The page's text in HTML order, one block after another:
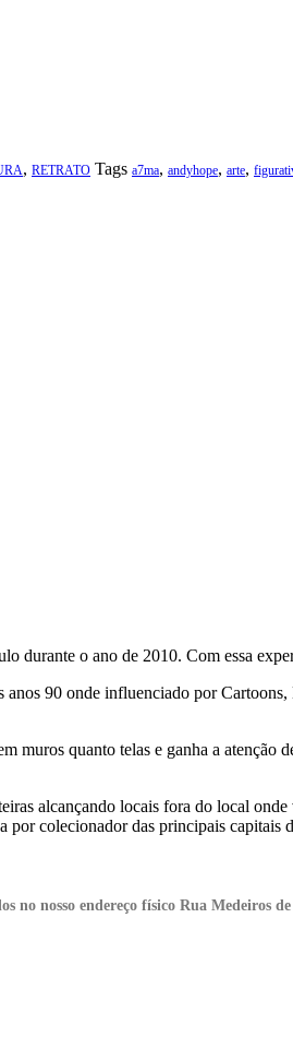
, RETRATO Tags a7ma, andyhope, arte,
o ano de 2010. Com essa
90 onde influenciado por
muros quanto telas e ganha a
alcançando locais fora do local
por colecionador das principais capitais
no nosso endereço físico Rua